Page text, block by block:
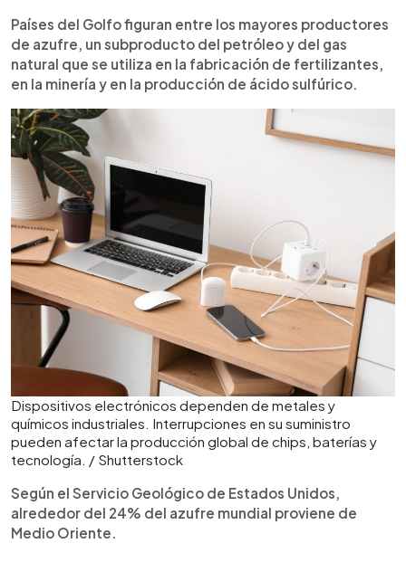
Países del Golfo figuran entre los mayores productores
de azufre, un subproducto del petróleo y del gas
natural que se utiliza en la fabricación de fertilizantes,
en la minería y en la producción de ácido sulfúrico.
Dispositivos electrónicos dependen de metales y
químicos industriales. Interrupciones en su suministro
pueden afectar la producción global de chips, baterías y
tecnología. / Shutterstock
Según el Servicio Geológico de Estados Unidos,
alrededor del 24% del azufre mundial proviene de
Medio Oriente.